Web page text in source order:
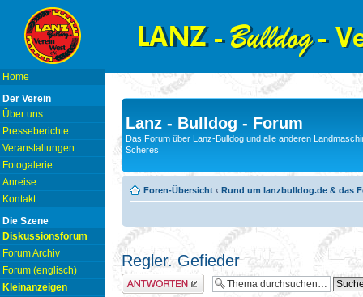
Home
Der Verein
Über uns
Presseberichte
Veranstaltungen
Fotogalerie
Anreise
Kontakt
Die Szene
Diskussionsforum
Forum Archiv
Forum (englisch)
Kleinanzeigen
Lanz - Bulldog - Forum
Das Forum über Lanz-Bulldog und alle anderen
Scheres
Foren-Übersicht ‹ Rund um lanzbulldog.de & das
Regler. Gefieder
Antwort erstellen